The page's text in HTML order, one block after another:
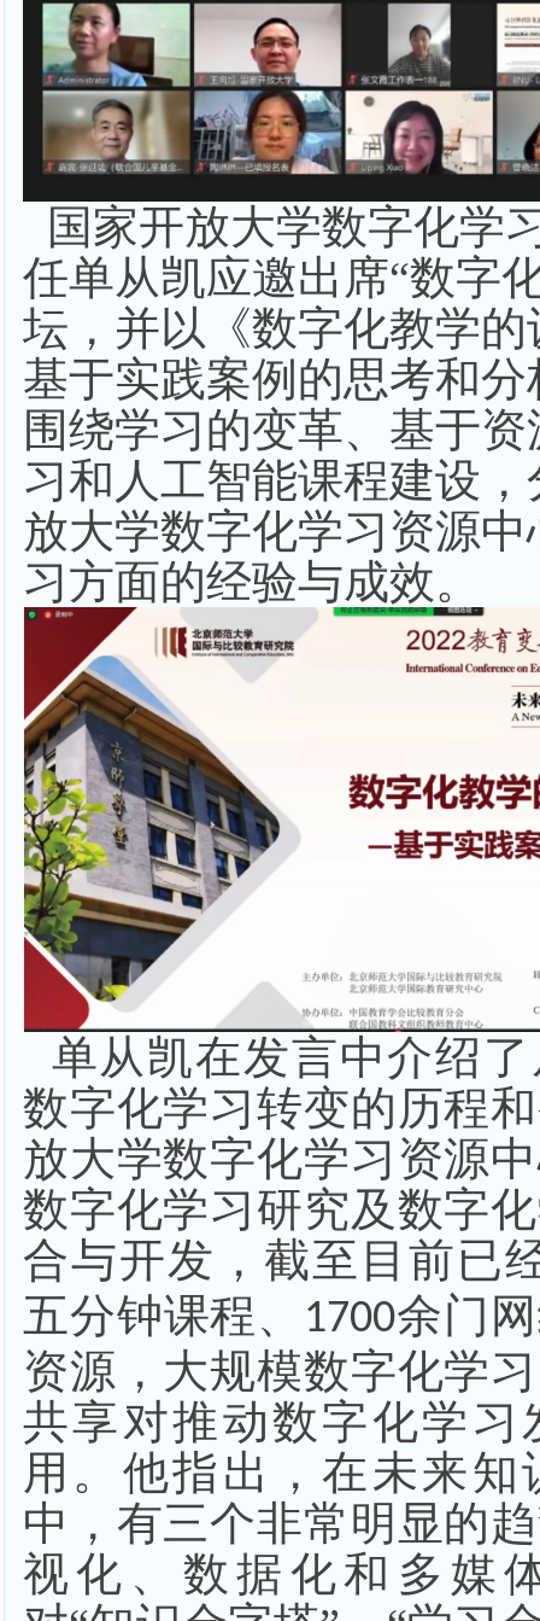
国家开放大学数字化学
任单从凯应邀出席“数字
坛，并以《数字化教学
基于实践案例的思考和
围绕学习的变革、基于
习和人工智能课程建设
放大学数字化学习资源
习方面的经验与成效。
单从凯在发言中介绍
数字化学习转变的历程
放大学数字化学习资源
数字化学习研究及数字
合与开发，截至目前已
五分钟课程、
1700余门
资源，大规模数字化学
共享对推动数字化学习
用。他指出，在未来知
中，有三个非常明显的
视化、数据化和多媒